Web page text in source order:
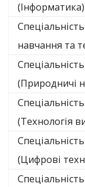
(Інформатика)
навчання та
(Природничі
(Технологія
(Цифрові